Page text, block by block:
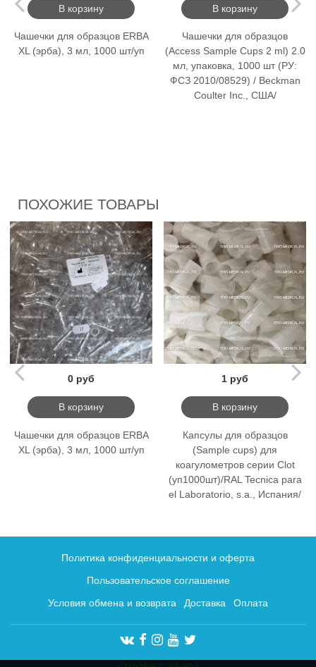
В корзину
Чашечки для образцов ERBA
XL (эрба), 3 мл, 1000 шт/уп
В корзину
Чашечки для образцов
(Access Sample Cups 2 ml) 2.0
мл, упаковка, 1000 шт (РУ:
ФСЗ 2010/08529) / Beckman
Coulter Inc., США/
ПОХОЖИЕ ТОВАРЫ
0 руб
В корзину
Чашечки для образцов ERBA
XL (эрба), 3 мл, 1000 шт/уп
1 руб
В корзину
Капсулы для образцов
(Sample cups) для
коагулометров серии Clot
(уп1000шт)/RAL Tecnica para
el Laboratorio, s.a., Испания/
Политика конфиденциальности и оферта
Пользовательское соглашение
Условия обмена и возврата Доставка Оплата